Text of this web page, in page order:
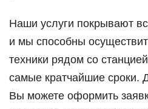
Наши услуги покрывают
и мы способны
техники рядом со
самые кратчайшие сроки.
Вы можете оформить